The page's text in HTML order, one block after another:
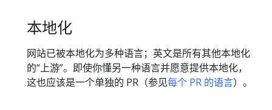
本地化
网站已被本地化为多种语言；英文是所有其他本地化
的“上游”。即使你懂另一种语言并愿意提供本地化，
这也应该是一个单独的 PR（参见每个 PR 的语言）。